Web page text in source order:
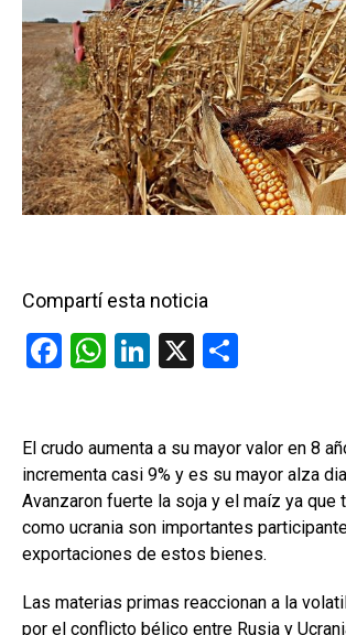
Compartí esta noticia
F
b
o
o
k
W
s
A
p
p
Li
dI
n
X
p
ar
tir
El crudo aumenta a su mayor valor en 8
incrementa casi 9% y es su mayor alza
Avanzaron fuerte la soja y el maíz ya que
como ucrania son importantes
exportaciones de estos bienes.
Las materias primas reaccionan a la
por el conflicto bélico entre Rusia y